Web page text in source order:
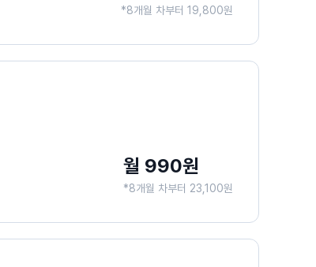
*8개월 차부터 19,800원
월 990원
*8개월 차부터 23,100원